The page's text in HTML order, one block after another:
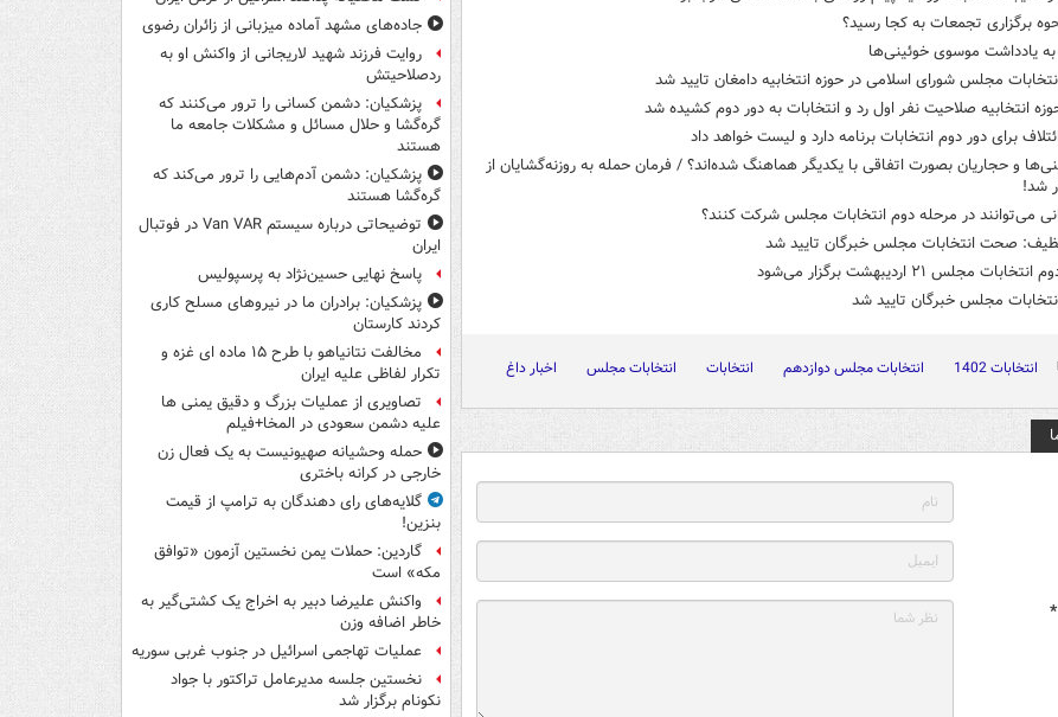
برگزاری تجمعات به کجا رسید؟
یادداشت موسوی خوئینی‌ها
مجلس شورای اسلامی در حوزه انتخابیه دامغان تایید شد
انتخابیه صلاحیت نفر اول رد و انتخابات به دور دوم کشیده شد
برای دور دوم انتخابات برنامه دارد و لیست خواهد داد
و حجاریان بصورت اتفاقی با یکدیگر هماهنگ شده‌اند؟ / فرمان حمله به روزنه‌گشایان از
شد!
می‌توانند در مرحله دوم انتخابات مجلس شرکت کنند؟
صحت انتخابات مجلس خبرگان تایید شد
مجلس ۲۱ اردیبهشت برگزار می‌شود
مجلس خبرگان تایید شد
انتخابات 1402 انتخابات مجلس دوازدهم انتخابات انتخابات مجلس اخبار داغ
جاده‌های مشهد آماده میزبانی از زائران رضوی
روایت فرزند شهید لاریجانی از واکنش او به
ردصلاحیتش
پزشکیان: دشمن کسانی را ترور می‌کنند که
گره‌گشا و حلال مسائل و مشکلات جامعه ما
هستند
پزشکیان: دشمن آدم‌هایی را ترور می‌کند که
گره‌گشا هستند
توضیحاتی درباره سیستم Van VAR در فوتبال
ایران
پاسخ نهایی حسین‌نژاد به پرسپولیس
پزشکیان: برادران ما در نیروهای مسلح کاری
کردند کارستان
مخالفت نتانیاهو با طرح ۱۵ ماده ای غزه و
تکرار لفاظی علیه ایران
تصاویری از عملیات بزرگ و دقیق یمنی ها
علیه دشمن سعودی در المخا+فیلم
حمله وحشیانه صهیونیست به یک فعال زن
خارجی در کرانه باختری
گلایه‌های رای دهندگان به ترامپ از قیمت
بنزین!
گاردین: حملات یمن نخستین آزمون «توافق
مکه» است
واکنش علیرضا دبیر به اخراج یک کشتی‌گیر به
خاطر اضافه وزن
عملیات تهاجمی اسرائیل در جنوب غربی سوریه
نخستین جلسه مدیرعامل تراکتور با جواد
نکونام برگزار شد